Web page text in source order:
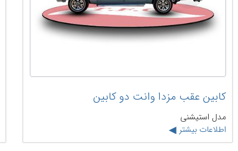
کابین عقب مزدا وانت دو کابین
مدل استیشنی
اطلاعات بیشتر